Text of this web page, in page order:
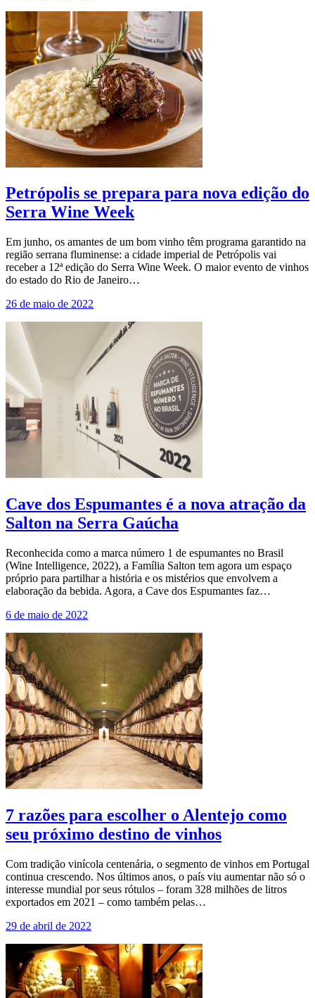
Petrópolis se prepara para nova edição do
Serra Wine Week
Em junho, os amantes de um bom vinho têm programa garantido na
região serrana fluminense: a cidade imperial de Petrópolis vai
receber a 12ª edição do Serra Wine Week. O maior evento de vinhos
do estado do Rio de Janeiro…
26 de maio de 2022
Cave dos Espumantes é a nova atração da
Salton na Serra Gaúcha
Reconhecida como a marca número 1 de espumantes no Brasil
(Wine Intelligence, 2022), a Família Salton tem agora um espaço
próprio para partilhar a história e os mistérios que envolvem a
elaboração da bebida. Agora, a Cave dos Espumantes faz…
6 de maio de 2022
7 razões para escolher o Alentejo como
seu próximo destino de vinhos
Com tradição vinícola centenária, o segmento de vinhos em Portugal
continua crescendo. Nos últimos anos, o país viu aumentar não só o
interesse mundial por seus rótulos – foram 328 milhões de litros
exportados em 2021 – como também pelas…
29 de abril de 2022